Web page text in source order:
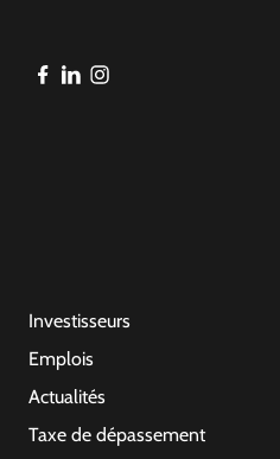
Investisseurs
Emplois
Actualités
Taxe de dépassement